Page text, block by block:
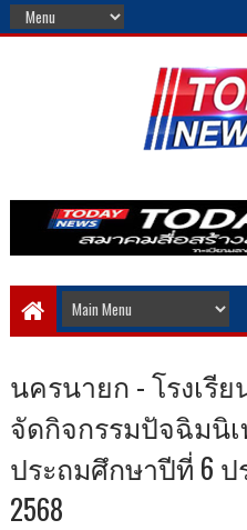
นครนายก - โรงเรี
จัดกิจกรรมปัจฉิมนิ
ประถมศึกษาปีที่ 6
2568